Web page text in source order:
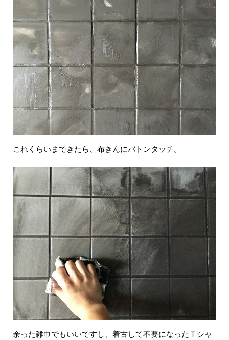
これくらいまできたら、布きんにバトンタッチ。
余った雑巾でもいいですし、着古して不要になったＴシャ